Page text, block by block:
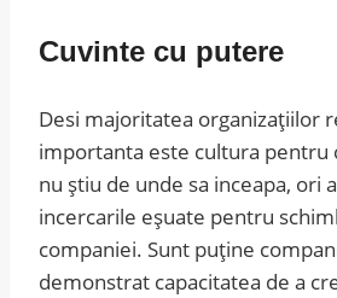
Cuvinte cu putere
Desi majoritatea organizațiilor
importanta este cultura pentru
nu știu de unde sa inceapa, ori
incercarile eșuate pentru
companiei. Sunt puține
demonstrat capacitatea de a